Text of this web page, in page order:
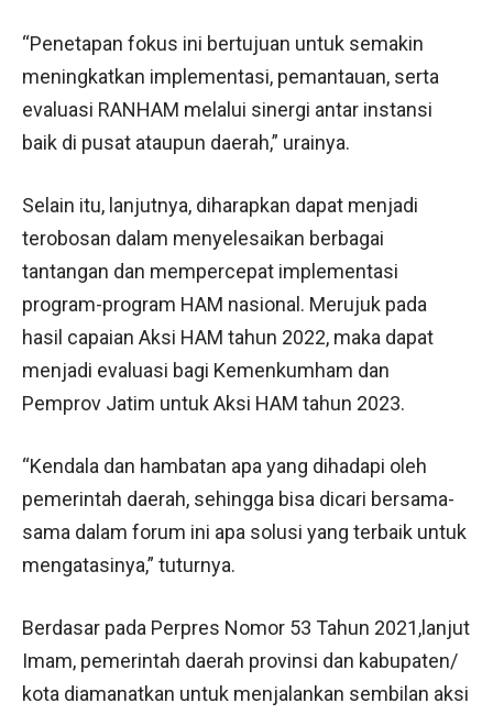
“Penetapan fokus ini bertujuan untuk semakin
meningkatkan implementasi, pemantauan, serta
evaluasi RANHAM melalui sinergi antar instansi
baik di pusat ataupun daerah,” urainya.
Selain itu, lanjutnya, diharapkan dapat menjadi
terobosan dalam menyelesaikan berbagai
tantangan dan mempercepat implementasi
program-program HAM nasional. Merujuk pada
hasil capaian Aksi HAM tahun 2022, maka dapat
menjadi evaluasi bagi Kemenkumham dan
Pemprov Jatim untuk Aksi HAM tahun 2023.
“Kendala dan hambatan apa yang dihadapi oleh
pemerintah daerah, sehingga bisa dicari bersama-
sama dalam forum ini apa solusi yang terbaik untuk
mengatasinya,” tuturnya.
Berdasar pada Perpres Nomor 53 Tahun 2021,lanjut
Imam, pemerintah daerah provinsi dan kabupaten/
kota diamanatkan untuk menjalankan sembilan aksi